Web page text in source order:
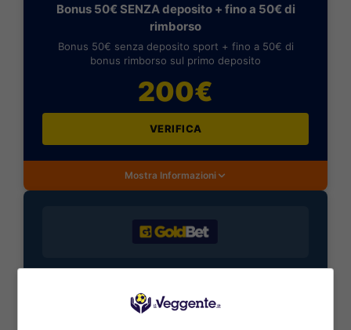
Bonus 50€ SENZA deposito + fino a 50€ di
rimborso
Bonus 50€ senza deposito sport + fino a 50€ di
bonus rimborso sul primo deposito
200€
VERIFICA
Mostra Informazioni
Fino a 2050€ sport e casino
Per i nuovi registrati: 100% fino a 2.000€ in Bonus